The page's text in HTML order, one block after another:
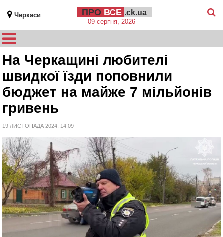
Черкаси ПРО ВСЕ .ck.ua
09 серпня, 2026
На Черкащині любителі
швидкої їзди поповнили
бюджет на майже 7 мільйонів
гривень
19 ЛИСТОПАДА 2024, 14:09